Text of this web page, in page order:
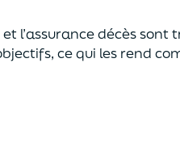
et l’assurance décès
ce qui les rend